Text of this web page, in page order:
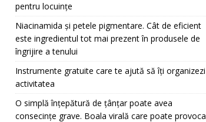
pentru locuințe
Niacinamida și petele pigmentare. Cât de eficient
este ingredientul tot mai prezent în produsele de
îngrijire a tenului
Instrumente gratuite care te ajută să îți organizezi
activitatea
O simplă înțepătură de țânțar poate avea
consecințe grave. Boala virală care poate provoca